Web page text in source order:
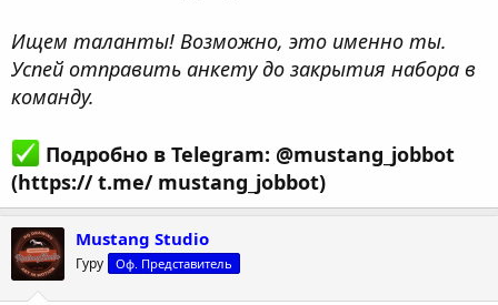
Ищем таланты! Возможно, это именно ты.
Успей отправить анкету до закрытия набора в
команду.
Подробно в Telegram: @mustang_jobbot
(https:// t.me/ mustang_jobbot)
Mustang Studio
Гуру Оф. Представитель